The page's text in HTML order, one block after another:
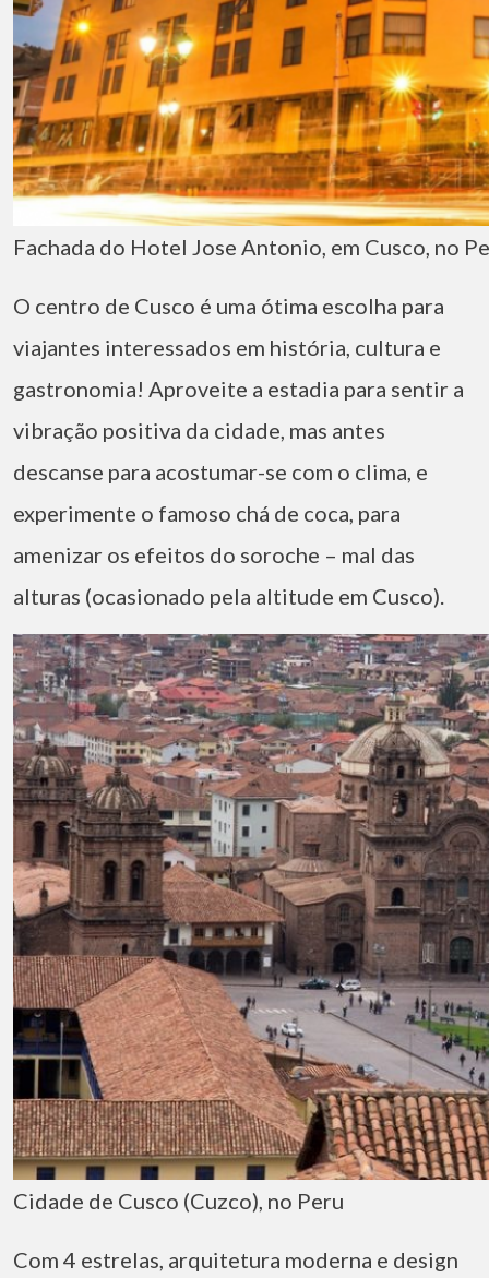
Fachada do Hotel Jose Antonio, em Cusco, no
O centro de Cusco é uma ótima escolha para
viajantes interessados em história, cultura e
gastronomia! Aproveite a estadia para sentir a
vibração positiva da cidade, mas antes
descanse para acostumar-se com o clima, e
experimente o famoso chá de coca, para
amenizar os efeitos do soroche – mal das
alturas (ocasionado pela altitude em Cusco).
Cidade de Cusco (Cuzco), no Peru
Com 4 estrelas, arquitetura moderna e design